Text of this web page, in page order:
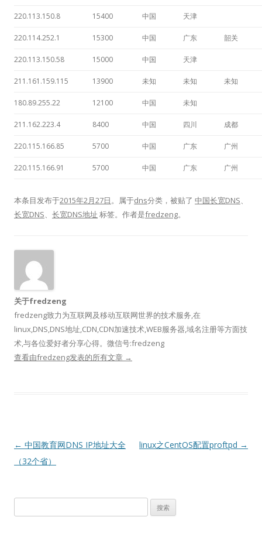
220.113.150.8 15400 中国 天津
220.114.252.1 15300 中国 广东 韶关
220.113.150.58 15000 中国 天津
211.161.159.115 13900 未知 未知 未知
180.89.255.22 12100 中国 未知
211.162.223.4 8400 中国 四川 成都
220.115.166.85 5700 中国 广东 广州
220.115.166.91 5700 中国 广东 广州
本条目发布于2015年2月27日。属于dns分类，被贴了 中国长宽DNS、
长宽DNS、 长宽DNS地址 标签。 作者是fredzeng。
关于fredzeng
fredzeng致力为互联网及移动互联网世界的技术服务,在
linux,DNS,DNS地址,CDN,CDN加速技术,WEB服务器,域名注册等方面技
术,与各位爱好者分享心得。微信号:fredzeng
查看由fredzeng发表的所有文章 →
文
章
← 中国教育网DNS IP地址大全
（32个省）
linux之CentOS配置proftpd →
索：